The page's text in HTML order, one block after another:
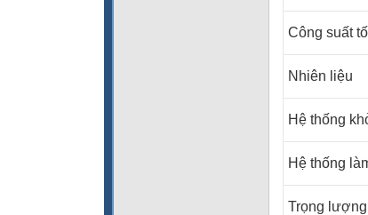
Công suất
Nhiên liệu
Hệ thống
Hệ thống
Trọng